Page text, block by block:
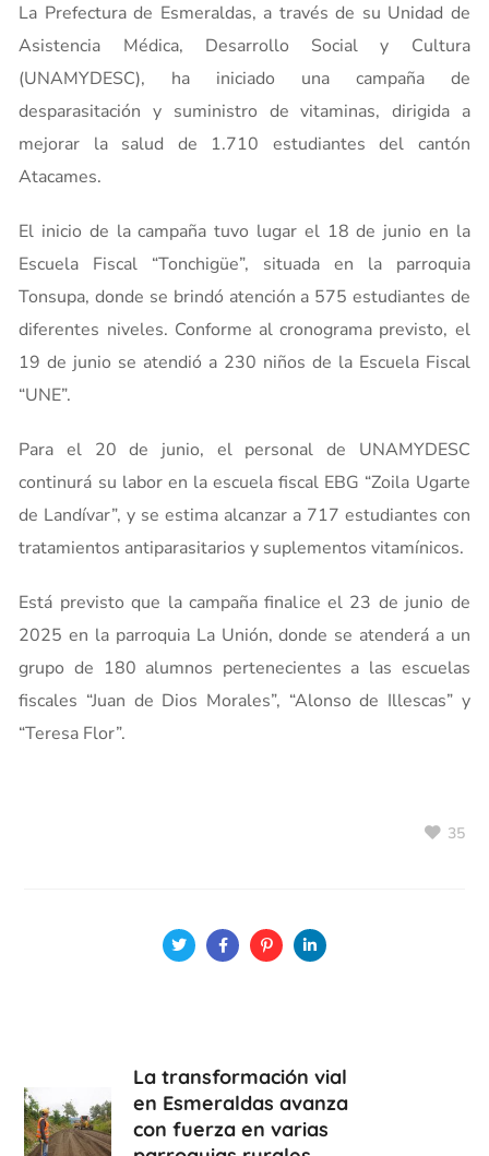
La Prefectura de Esmeraldas, a través de su Unidad de
Asistencia Médica, Desarrollo Social y Cultura
(UNAMYDESC), ha iniciado una campaña de
desparasitación y suministro de vitaminas, dirigida a
mejorar la salud de 1.710 estudiantes del cantón
Atacames.
El inicio de la campaña tuvo lugar el 18 de junio en la
Escuela Fiscal “Tonchigüe”, situada en la parroquia
Tonsupa, donde se brindó atención a 575 estudiantes de
diferentes niveles. Conforme al cronograma previsto, el
19 de junio se atendió a 230 niños de la Escuela Fiscal
“UNE”.
Para el 20 de junio, el personal de UNAMYDESC
continurá su labor en la escuela fiscal EBG “Zoila Ugarte
de Landívar”, y se estima alcanzar a 717 estudiantes con
tratamientos antiparasitarios y suplementos vitamínicos.
Está previsto que la campaña finalice el 23 de junio de
2025 en la parroquia La Unión, donde se atenderá a un
grupo de 180 alumnos pertenecientes a las escuelas
fiscales “Juan de Dios Morales”, “Alonso de Illescas” y
“Teresa Flor”.
35
La transformación vial
en Esmeraldas avanza
con fuerza en varias